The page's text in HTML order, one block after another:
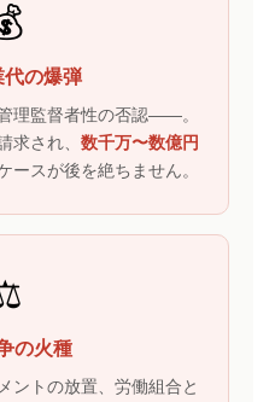
代の爆弾
理監督者性の否認——。
求され、 数千万〜数億円
ースが後を絶ちません。
の火種
ントの放置、労働組合と